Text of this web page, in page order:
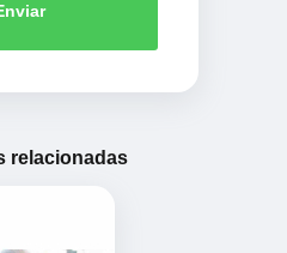
relacionadas